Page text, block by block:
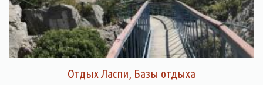
Отдых Ласпи, Базы отдыха